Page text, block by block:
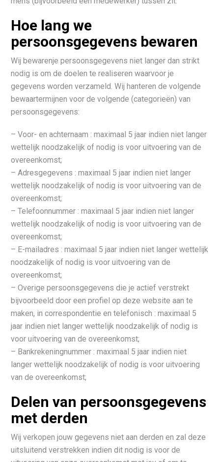
Hoe lang we
persoonsgegevens bewaren
Wij bewarenje persoonsgegevens niet langer dan strikt
nodig is om de doelen te realiseren waarvoor je
gegevens worden verzameld. Wij hanteren de volgende
bewaartermijnen voor de volgende (categorieën) van
persoonsgegevens:
– Voor- en achternaam : maximaal 5 jaar indien niet langer
wettelijk noodzakelijk of nodig is voor uitvoering van de
overeenkomst;
– Adresgegevens : maximaal 5 jaar indien niet langer
wettelijk noodzakelijk of nodig is voor uitvoering van de
overeenkomst;
– Telefoonnummer : maximaal 5 jaar indien niet langer
wettelijk noodzakelijk of nodig is voor uitvoering van de
overeenkomst;
– E-mailadres : maximaal 5 jaar indien niet langer wettelijk
noodzakelijk of nodig is voor uitvoering van de
overeenkomst;
– Overige persoonsgegevens die je actief verstrekt
bijvoorbeeld door een profiel op deze website aan te
maken, in correspondentie en telefonisch : maximaal 5
jaar indien niet langer wettelijk noodzakelijk of nodig is
voor uitvoering van de overeenkomst;
– Bankrekeningnummer : maximaal 5 jaar indien niet
langer wettelijk noodzakelijk of nodig is voor uitvoering
van de overeenkomst;
Delen van persoonsgegevens
met derden
Wij verkopen jouw gegevens niet aan derden en zal deze
uitsluitend verstrekken indien dit nodig is voor de